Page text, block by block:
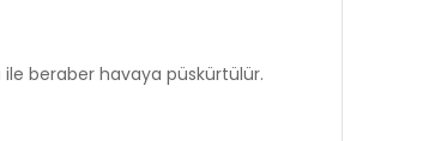
ile beraber havaya püskürtülür.